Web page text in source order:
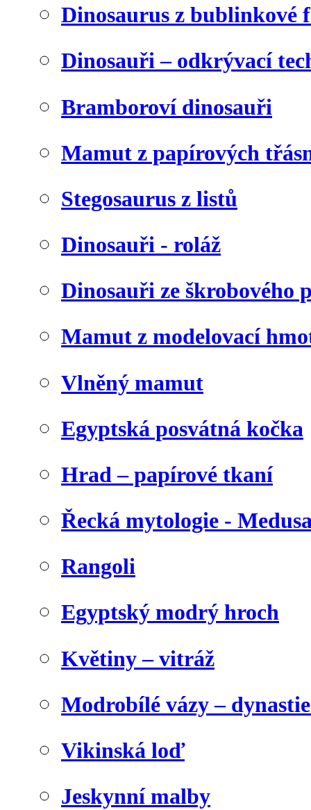
Dinosaurus z bublinkové
Dinosauři – odkrývací
Bramboroví dinosauři
Mamut z papírových
Stegosaurus z listů
Dinosauři - roláž
Dinosauři ze škrobového
Mamut z modelovací
Vlněný mamut
Egyptská posvátná kočka
Hrad – papírové tkaní
Řecká mytologie -
Rangoli
Egyptský modrý hroch
Květiny – vitráž
Modrobílé vázy –
Vikinská loď
Jeskynní malby